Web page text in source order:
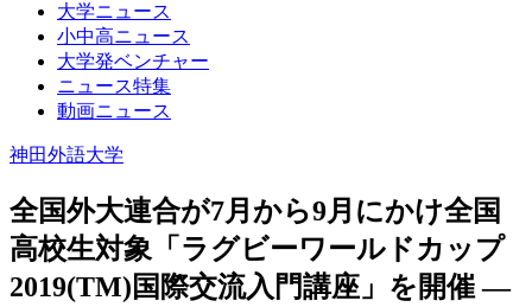
大学ニュース
小中高ニュース
大学発ベンチャー
ニュース特集
動画ニュース
神田外語大学
全国外大連合が7月から9月にかけ全国
高校生対象「ラグビーワールドカップ
2019(TM)国際交流入門講座」を開催 —